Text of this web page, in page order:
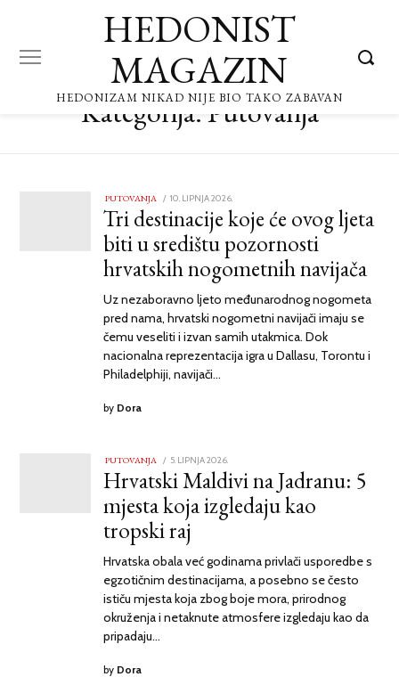
HEDONIST
MAGAZIN
HEDONIZAM NIKAD NIJE BIO TAKO ZABAVAN
Kategorija:Putovanja
PUTOVANJA
POSTED
ON
10. LIPNJA 2026.
LIPNJA
2026.
Tri destinacije koje će ovog ljeta
biti u središtu pozornosti
hrvatskih nogometnih navijača
Uz nezaboravno ljeto međunarodnog nogometa
pred nama, hrvatski nogometni navijači imaju se
čemu veseliti i izvan samih utakmica. Dok
nacionalna reprezentacija igra u Dallasu, Torontu i
Philadelphiji, navijači…
by Dora
PUTOVANJA
POSTED
ON
5. LIPNJA 2026.
LIPNJA
2026.
Hrvatski Maldivi na Jadranu: 5
mjesta koja izgledaju kao
tropski raj
Hrvatska obala već godinama privlači usporedbe s
egzotičnim destinacijama, a posebno se često
ističu mjesta koja zbog boje mora, prirodnog
okruženja i netaknute atmosfere izgledaju kao da
pripadaju…
by Dora